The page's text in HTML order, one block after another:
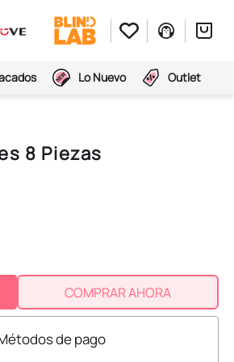
Lo Nuevo Outlet
8 Piezas
COMPRAR AHORA
de pago